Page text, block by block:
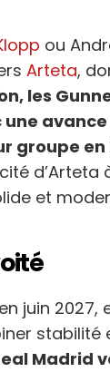
ou
Arteta,
les
avance
groupe en
d’Arteta
et
juin 2027,
stabilité
Madrid